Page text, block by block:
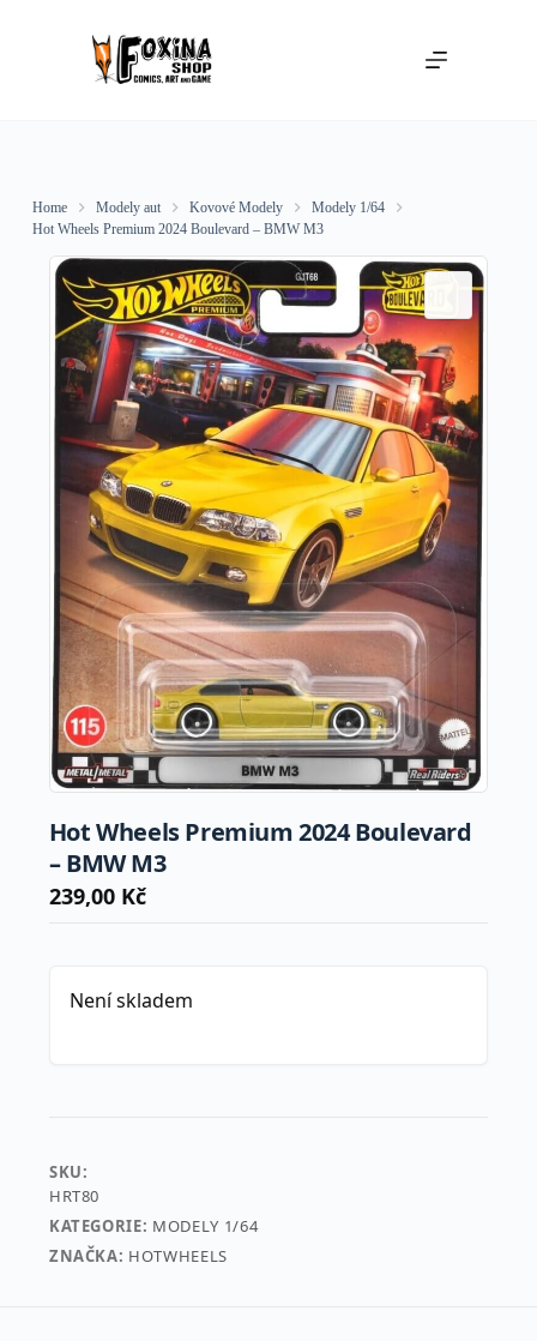
Home Modely aut Kovové Modely
Modely 1/64
Hot Wheels Premium 2024 Boulevard – BMW M3
Hot Wheels Premium 2024 Boulevard
– BMW M3
239,00 Kč
Není skladem
SKU:
HRT80
KATEGORIE: MODELY 1/64
ZNAČKA: HOTWHEELS